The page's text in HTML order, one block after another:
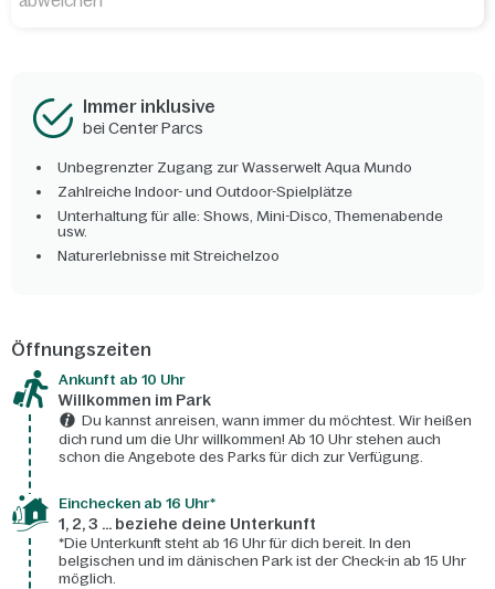
Immer inklusive
bei Center Parcs
Unbegrenzter Zugang zur Wasserwelt Aqua Mundo
Zahlreiche Indoor- und Outdoor-Spielplätze
Unterhaltung für alle: Shows, Mini-Disco, Themenabende
usw.
Naturerlebnisse mit Streichelzoo
Öffnungszeiten
Ankunft ab 10 Uhr
Willkommen im Park
Du kannst anreisen, wann immer du möchtest. Wir heißen
dich rund um die Uhr willkommen! Ab 10 Uhr stehen auch
schon die Angebote des Parks für dich zur Verfügung.
Einchecken ab 16 Uhr*
1, 2, 3 ... beziehe deine Unterkunft
*Die Unterkunft steht ab 16 Uhr für dich bereit. In den
belgischen und im dänischen Park ist der Check-in ab 15 Uhr
möglich.